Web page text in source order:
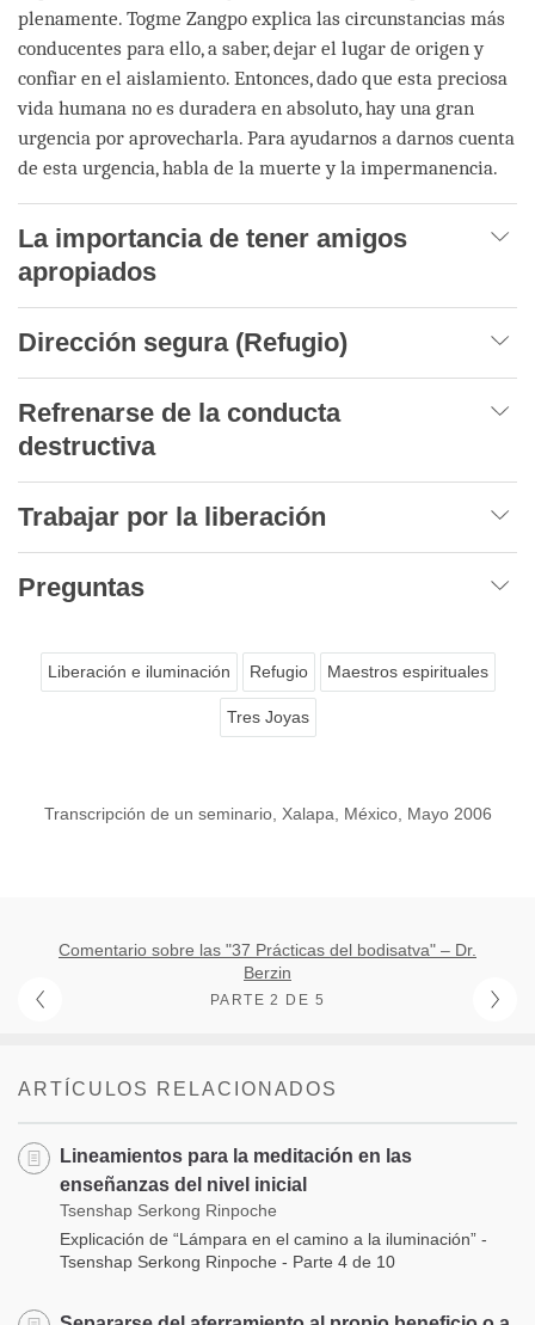
plenamente. Togme Zangpo explica las circunstancias más
conducentes para ello, a saber, dejar el lugar de origen y
confiar en el aislamiento. Entonces, dado que esta preciosa
vida humana no es duradera en absoluto, hay una gran
urgencia por aprovecharla. Para ayudarnos a darnos cuenta
de esta urgencia, habla de la muerte y la impermanencia.
La importancia de tener amigos
apropiados
Dirección segura (Refugio)
Refrenarse de la conducta
destructiva
Trabajar por la liberación
Preguntas
Liberación e iluminación Refugio Maestros espirituales
Tres Joyas
Transcripción de un seminario, Xalapa, México, Mayo 2006
Comentario sobre las "37 Prácticas del bodisatva" – Dr.
Berzin
PARTE 2 DE 5
ARTÍCULOS RELACIONADOS
Lineamientos para la meditación en las
enseñanzas del nivel inicial
Tsenshap Serkong Rinpoche
Explicación de “Lámpara en el camino a la iluminación” -
Tsenshap Serkong Rinpoche - Parte 4 de 10